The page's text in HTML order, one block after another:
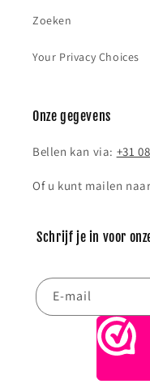
Zoeken
Your Privacy Choices
Onze gegevens
Bellen kan via: +31
Of u kunt mailen naar
Schrijf je in voor
E‑mail